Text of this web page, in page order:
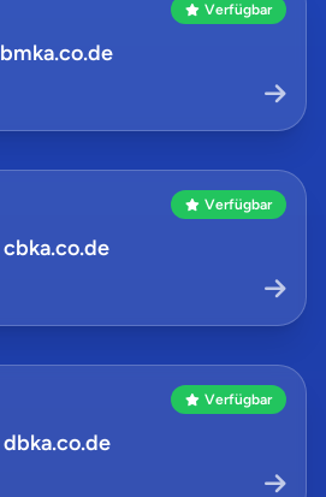
Verfügbar
bmka.co.de
Verfügbar
cbka.co.de
Verfügbar
dbka.co.de